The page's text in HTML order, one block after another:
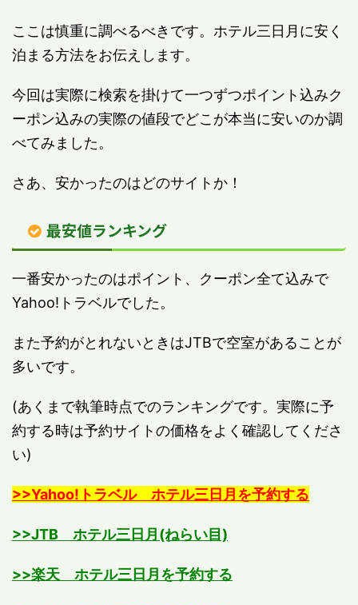
ここは慎重に調べるべきです。ホテル三日月に安く
泊まる方法をお伝えします。
今回は実際に検索を掛けて一つずつポイント込みク
ーポン込みの実際の値段でどこが本当に安いのか調
べてみました。
さあ、安かったのはどのサイトか！
最安値ランキング
一番安かったのはポイント、クーポン全て込みで
Yahoo!トラベルでした。
また予約がとれないときはJTBで空室があることが
多いです。
(あくまで執筆時点でのランキングです。実際に予
約する時は予約サイトの価格をよく確認してくださ
い)
>>Yahoo!トラベル ホテル三日月を予約する
>>JTB ホテル三日月(ねらい目)
>>楽天 ホテル三日月を予約する